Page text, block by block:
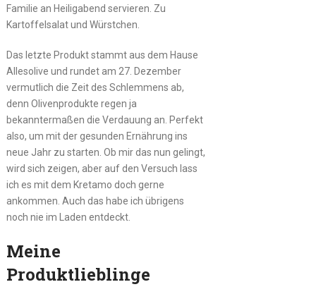
Familie an Heiligabend servieren. Zu
Kartoffelsalat und Würstchen.
Das letzte Produkt stammt aus dem Hause
Allesolive und rundet am 27. Dezember
vermutlich die Zeit des Schlemmens ab,
denn Olivenprodukte regen ja
bekanntermaßen die Verdauung an. Perfekt
also, um mit der gesunden Ernährung ins
neue Jahr zu starten. Ob mir das nun gelingt,
wird sich zeigen, aber auf den Versuch lass
ich es mit dem Kretamo doch gerne
ankommen. Auch das habe ich übrigens
noch nie im Laden entdeckt.
Meine
Produktlieblinge